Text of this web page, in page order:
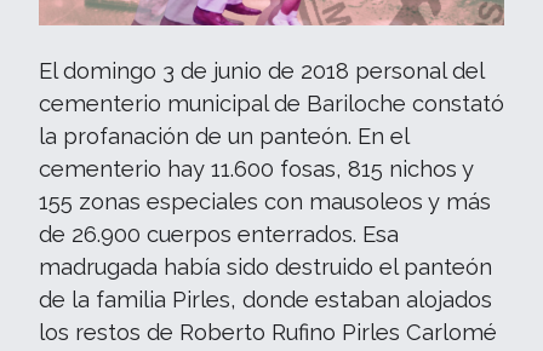
El domingo 3 de junio de 2018 personal del
cementerio municipal de Bariloche constató
la profanación de un panteón. En el
cementerio hay 11.600 fosas, 815 nichos y
155 zonas especiales con mausoleos y más
de 26.900 cuerpos enterrados. Esa
madrugada había sido destruido el panteón
de la familia Pirles, donde estaban alojados
los restos de Roberto Rufino Pirles Carlomé